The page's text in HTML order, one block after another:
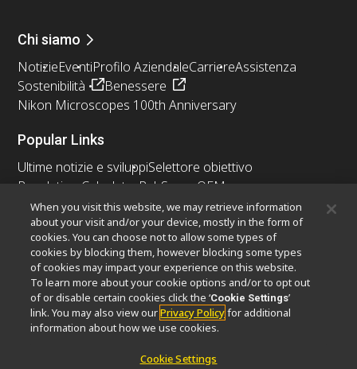
Chi siamo
NotizieEventiProfilo AziendaleCarriereAssistenza
Sostenibilità
Benessere
Nikon Microscopes 100th Anniversary
Popular Links
Ultime notizie e sviluppiSelettore obiettivo
Resolution Calculator PubScope OEM
Nikon Small World
MicroscopyU
Altri prodotti Nikon
Prodotti di imaging
Microscopia industriale e metrologia
Sistemi di litografia a semiconduttore
Sistemi di litografia a FPD
When you visit this website, we may retrieve information
about your visit and/or your device, mostly in the form of
cookies. You can choose not to allow some types of
cookies by blocking them, however blocking some types
of cookies may impact your experience on this website.
To learn more about your cookie options and/or to opt out
of or disable certain cookies click the ‘Cookie Settings’
link. You may also view ourPrivacy Policyfor additional
information about how we use cookies.
Cookie Settings